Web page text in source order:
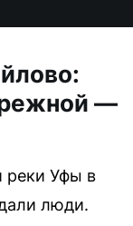
—
реки Уфы в
люди.